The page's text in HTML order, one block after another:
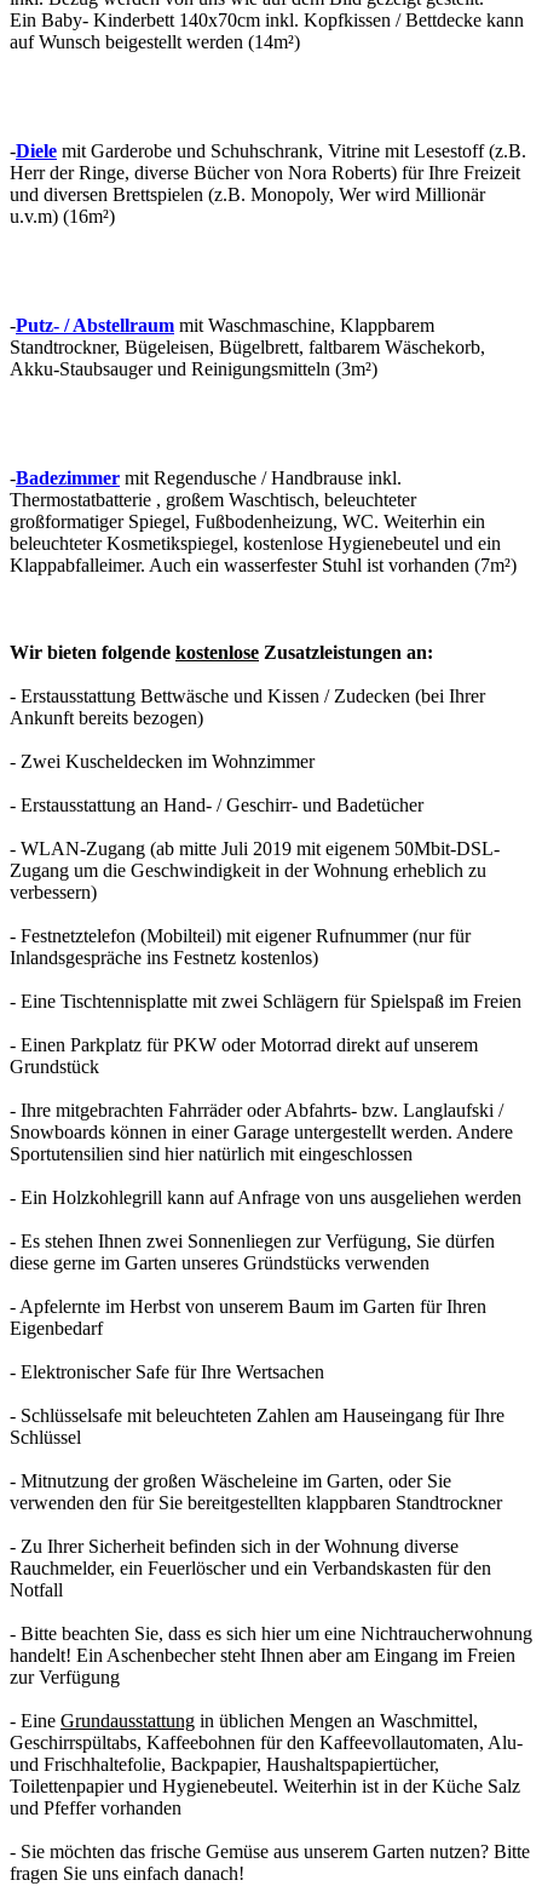
Ein Baby- Kinderbett 140x70cm inkl. Kopfkissen / Bettdecke kann
auf Wunsch beigestellt werden (14m²)
-Diele mit Garderobe und Schuhschrank, Vitrine mit Lesestoff (z.B.
Herr der Ringe, diverse Bücher von Nora Roberts) für Ihre Freizeit
und diversen Brettspielen (z.B. Monopoly, Wer wird Millionär
u.v.m) (16m²)
-Putz- / Abstellraum mit Waschmaschine, Klappbarem
Standtrockner, Bügeleisen, Bügelbrett, faltbarem Wäschekorb,
Akku-Staubsauger und Reinigungsmitteln (3m²)
-Badezimmer mit Regendusche / Handbrause inkl.
Thermostatbatterie , großem Waschtisch, beleuchteter
großformatiger Spiegel, Fußbodenheizung, WC. Weiterhin ein
beleuchteter Kosmetikspiegel, kostenlose Hygienebeutel und ein
Klappabfalleimer. Auch ein wasserfester Stuhl ist vorhanden (7m²)
Wir bieten folgende kostenlose Zusatzleistungen an:
- Erstausstattung Bettwäsche und Kissen / Zudecken (bei Ihrer
Ankunft bereits bezogen)
- Zwei Kuscheldecken im Wohnzimmer
- Erstausstattung an Hand- / Geschirr- und Badetücher
- WLAN-Zugang (ab mitte Juli 2019 mit eigenem 50Mbit-DSL-
Zugang um die Geschwindigkeit in der Wohnung erheblich zu
verbessern)
- Festnetztelefon (Mobilteil) mit eigener Rufnummer (nur für
Inlandsgespräche ins Festnetz kostenlos)
- Eine Tischtennisplatte mit zwei Schlägern für Spielspaß im Freien
- Einen Parkplatz für PKW oder Motorrad direkt auf unserem
Grundstück
- Ihre mitgebrachten Fahrräder oder Abfahrts- bzw. Langlaufski /
Snowboards können in einer Garage untergestellt werden. Andere
Sportutensilien sind hier natürlich mit eingeschlossen
- Ein Holzkohlegrill kann auf Anfrage von uns ausgeliehen werden
- Es stehen Ihnen zwei Sonnenliegen zur Verfügung, Sie dürfen
diese gerne im Garten unseres Gründstücks verwenden
- Apfelernte im Herbst von unserem Baum im Garten für Ihren
Eigenbedarf
- Elektronischer Safe für Ihre Wertsachen
- Schlüsselsafe mit beleuchteten Zahlen am Hauseingang für Ihre
Schlüssel
- Mitnutzung der großen Wäscheleine im Garten, oder Sie
verwenden den für Sie bereitgestellten klappbaren Standtrockner
- Zu Ihrer Sicherheit befinden sich in der Wohnung diverse
Rauchmelder, ein Feuerlöscher und ein Verbandskasten für den
Notfall
- Bitte beachten Sie, dass es sich hier um eine Nichtraucherwohnung
handelt! Ein Aschenbecher steht Ihnen aber am Eingang im Freien
zur Verfügung
- Eine Grundausstattung in üblichen Mengen an Waschmittel,
Geschirrspültabs, Kaffeebohnen für den Kaffeevollautomaten, Alu-
und Frischhaltefolie, Backpapier, Haushaltspapiertücher,
Toilettenpapier und Hygienebeutel. Weiterhin ist in der Küche Salz
und Pfeffer vorhanden
- Sie möchten das frische Gemüse aus unserem Garten nutzen? Bitte
fragen Sie uns einfach danach!